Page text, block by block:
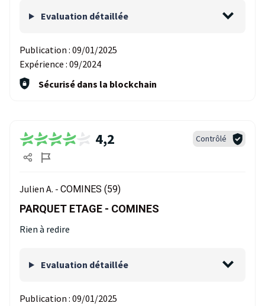
Evaluation détaillée
Publication : 09/01/2025
Expérience : 09/2024
Sécurisé dans la blockchain
4,2 Contrôlé
Julien A. - COMINES (59)
PARQUET ETAGE - COMINES
Rien à redire
Evaluation détaillée
Publication : 09/01/2025